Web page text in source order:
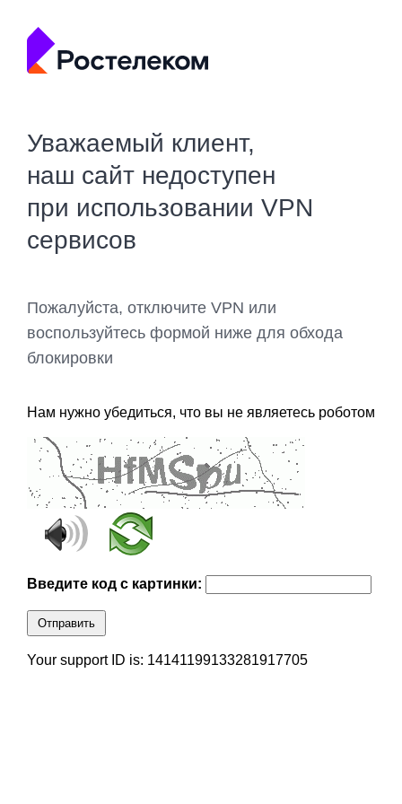
Уважаемый клиент,
наш сайт недоступен
при использовании VPN
сервисов
Пожалуйста, отключите VPN или
воспользуйтесь формой ниже для обхода
блокировки
Нам нужно убедиться, что вы не являетесь роботом
Введите код с картинки:
Отправить
Your support ID is: 14141199133281917705